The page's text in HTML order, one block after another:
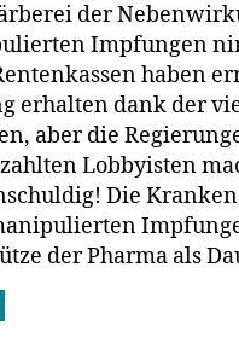
der
Impfungen
haben
erhalten dank der
aber die
Lobbyisten
Die
der Pharma als